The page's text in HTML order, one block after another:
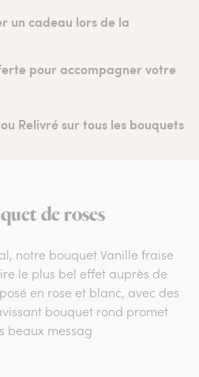
un cadeau lors de la
pour accompagner votre
Relivré sur tous les bouquets
de roses
notre bouquet Vanille fraise
le plus bel effet auprès de
en rose et blanc, avec des
bouquet rond promet
beaux messag